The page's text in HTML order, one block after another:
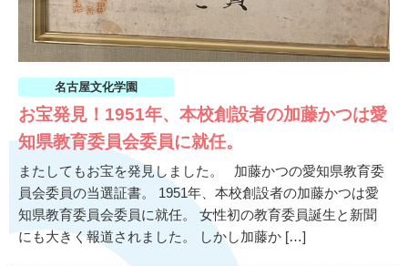
名古屋文化学園
お宝発見！1951年、本校創設者の加藤かつは愛
知県教育委員会委員に就任。
またしてもお宝を発見しました。 加藤かつの愛知県教育委
員会委員の当選証書。 1951年、本校創設者の加藤かつは愛
知県教育委員会委員に就任。 女性初の教育委員誕生と新聞
にも大きく報道されました。 しかし加藤か […]